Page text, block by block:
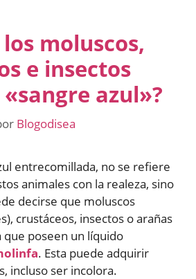
moluscos,
e insectos
azul»?
Blogodisea
entrecomillada, no se refiere
animales con la realeza, sino
decirse que moluscos
crustáceos, insectos o arañas
que poseen un líquido
. Esta puede adquirir
incluso ser incolora.